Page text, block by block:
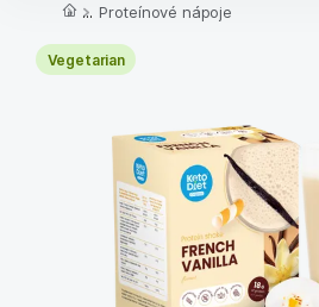
... Proteínové nápoje
Vegetarian